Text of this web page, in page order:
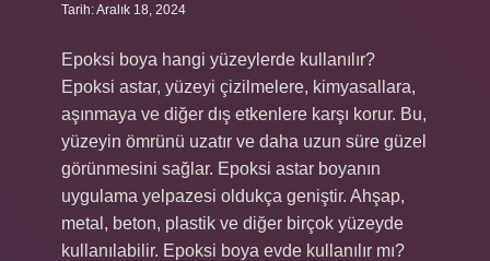
Tarih: Aralık 18, 2024
Epoksi boya hangi yüzeylerde kullanılır?
Epoksi astar, yüzeyi çizilmelere, kimyasallara,
aşınmaya ve diğer dış etkenlere karşı korur. Bu,
yüzeyin ömrünü uzatır ve daha uzun süre güzel
görünmesini sağlar. Epoksi astar boyanın
uygulama yelpazesi oldukça geniştir. Ahşap,
metal, beton, plastik ve diğer birçok yüzeyde
kullanılabilir. Epoksi boya evde kullanılır mı?